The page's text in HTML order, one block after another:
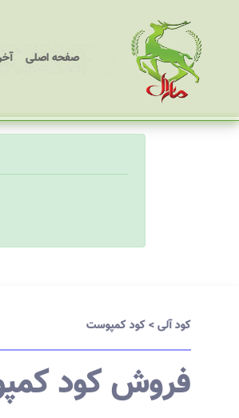
صفحه اصلی
(current)
کود آلی>کود کمپوست
فروش کود